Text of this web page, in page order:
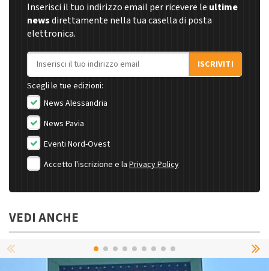
Inserisci il tuo indirizzo email per ricevere le ultime
newsdirettamente nella tua casella di posta
elettronica.
Indirizzo email
ISCRIVITI
Scegli le tue edizioni:
News Alessandria
News Pavia
Eventi Nord-Ovest
Accetto l'iscrizione e la Privacy Policy
VEDI ANCHE